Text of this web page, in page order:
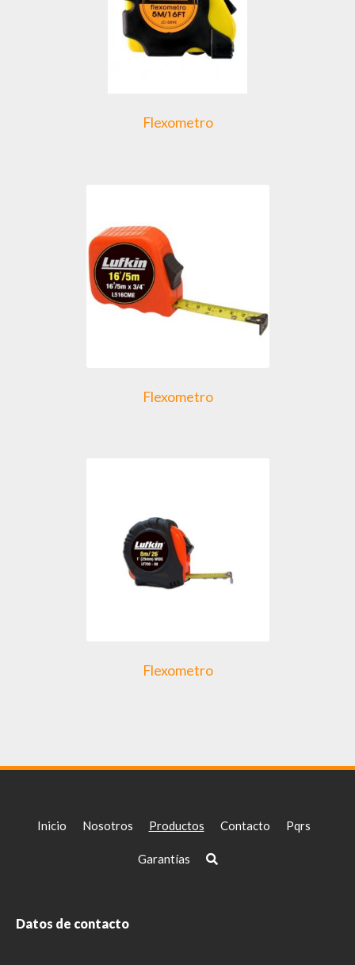
Flexometro
Flexometro
Flexometro
Inicio Nosotros Productos Contacto Pqrs
Garantías
Datos de contacto